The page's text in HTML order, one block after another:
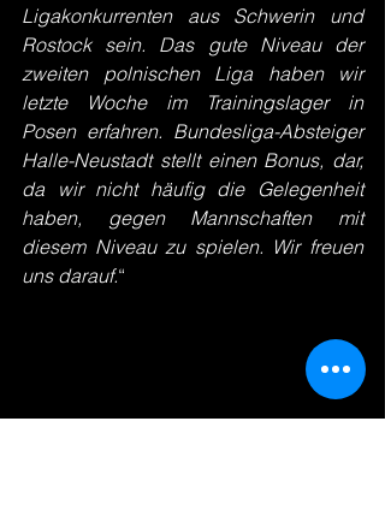
Ligakonkurrenten aus Schwerin und
Rostock sein. Das gute Niveau der
zweiten polnischen Liga haben wir
letzte Woche im Trainingslager in
Posen erfahren. Bundesliga-Absteiger
Halle-Neustadt stellt einen Bonus, dar,
da wir nicht häufig die Gelegenheit
haben, gegen Mannschaften mit
diesem Niveau zu spielen. Wir freuen
uns darauf.“